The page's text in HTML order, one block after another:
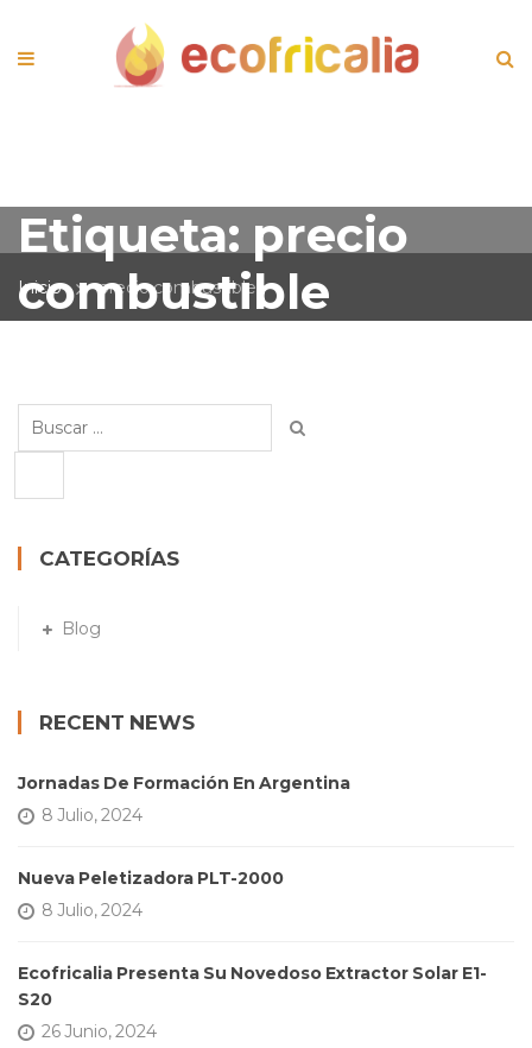
Etiqueta: precio
combustible
Inicio precio combustible
Buscar:
CATEGORÍAS
Blog
RECENT NEWS
Jornadas De Formación En Argentina
8 Julio, 2024
Nueva Peletizadora PLT-2000
8 Julio, 2024
Ecofricalia Presenta Su Novedoso Extractor Solar E1-
S20
26 Junio, 2024